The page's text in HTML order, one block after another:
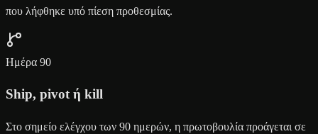
που λήφθηκε υπό πίεση προθεσμίας.
Ημέρα 90
Ship, pivot ή kill
Στο σημείο ελέγχου των 90 ημερών, η πρωτοβουλία προάγεται σε